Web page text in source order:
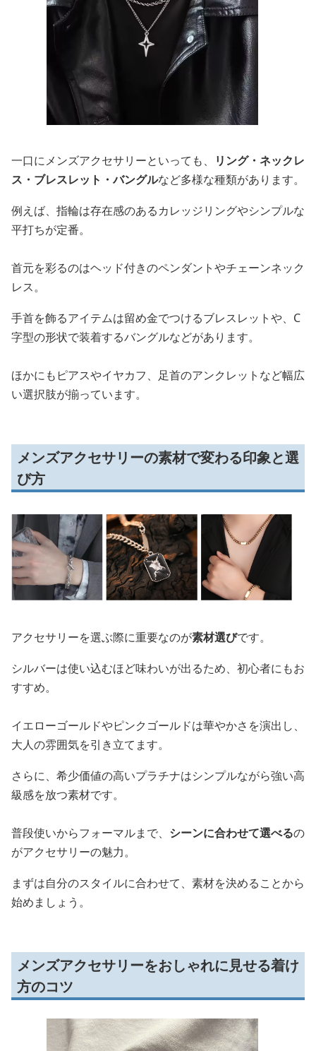
一口にメンズアクセサリーといっても、
リング・ネックレ
ス・ブレスレット・バングルなど多様な種類があります。
例えば、指輪は存在感のあるカレッジリングやシンプルな
平打ちが定番。
首元を彩るのはヘッド付きのペンダントやチェーンネック
レス。
手首を飾るアイテムは留め金でつけるブレスレットや、C
字型の形状で装着するバングルなどがあります。
ほかにもピアスやイヤカフ、足首のアンクレットなど幅広
い選択肢が揃っています。
メンズアクセサリーの素材で変わる印象と選
び方
アクセサリーを選ぶ際に重要なのが素材選びです。
シルバーは使い込むほど味わいが出るため、初心者にもお
すすめ。
イエローゴールドやピンクゴールドは華やかさを演出し、
大人の雰囲気を引き立てます。
さらに、希少価値の高いプラチナはシンプルながら強い高
級感を放つ素材です。
普段使いからフォーマルまで、 シーンに合わせて選べるの
がアクセサリーの魅力。
まずは自分のスタイルに合わせて、素材を決めることから
始めましょう。
メンズアクセサリーをおしゃれに見せる着け
方のコツ